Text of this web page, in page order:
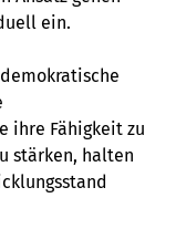
ein.
ihre Fähigkeit zu
stärken, halten